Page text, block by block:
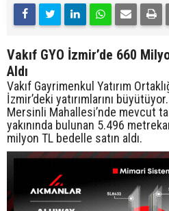
Vakıf GYO İzmir’de 660
Aldı
Vakıf Gayrimenkul Yatırım
İzmir’deki yatırımlarını
Mersinli Mahallesi’nde mevcut
yakınında bulunan 5.496
milyon TL bedelle satın aldı.